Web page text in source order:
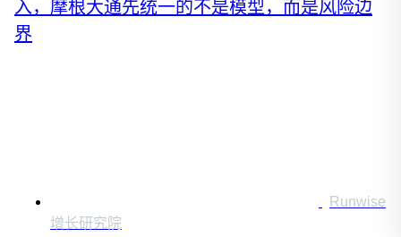
入，摩根大通先统一的不是模型，而是风险边
界
Runwise
增长研究院